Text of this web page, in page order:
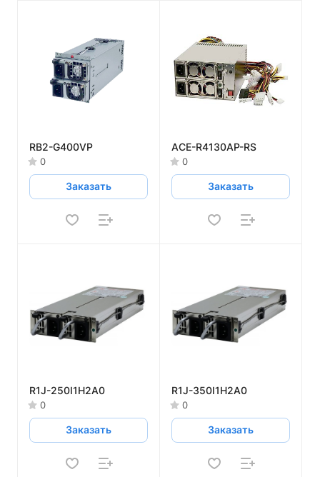
RB2-G400VP
0
Заказать
ACE-R4130AP-RS
0
Заказать
R1J-250I1H2A0
0
Заказать
R1J-350I1H2A0
0
Заказать